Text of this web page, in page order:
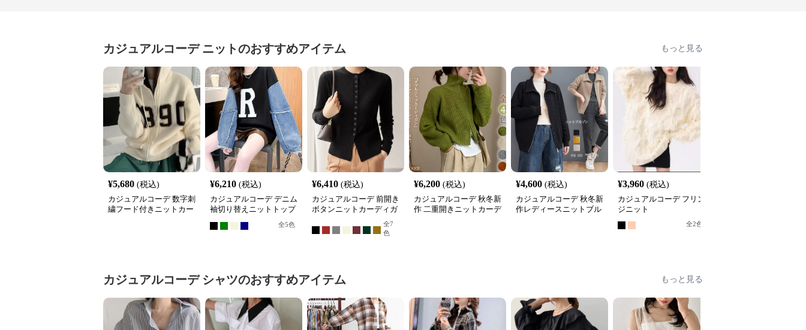
カジュアルコーデ ニットのおすすめアイテム もっと見る
¥5,680 (税込)
カジュアルコーデ 数字刺
繍フード付きニットカー
¥6,210 (税込)
カジュアルコーデ デニム
袖切り替えニットトップ
全5色
¥6,410 (税込)
カジュアルコーデ 前開き
ボタンニットカーディガ
全7
色
¥6,200 (税込)
カジュアルコーデ 秋冬新
作 二重開きニットカーデ
¥4,600 (税込)
カジュアルコーデ 秋冬新
作レディースニットブル
¥3,960 (税込)
カジュアルコーデ フリン
ジニット
全2色
カジュアルコーデ シャツのおすすめアイテム もっと見る